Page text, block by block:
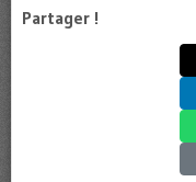
Partager !